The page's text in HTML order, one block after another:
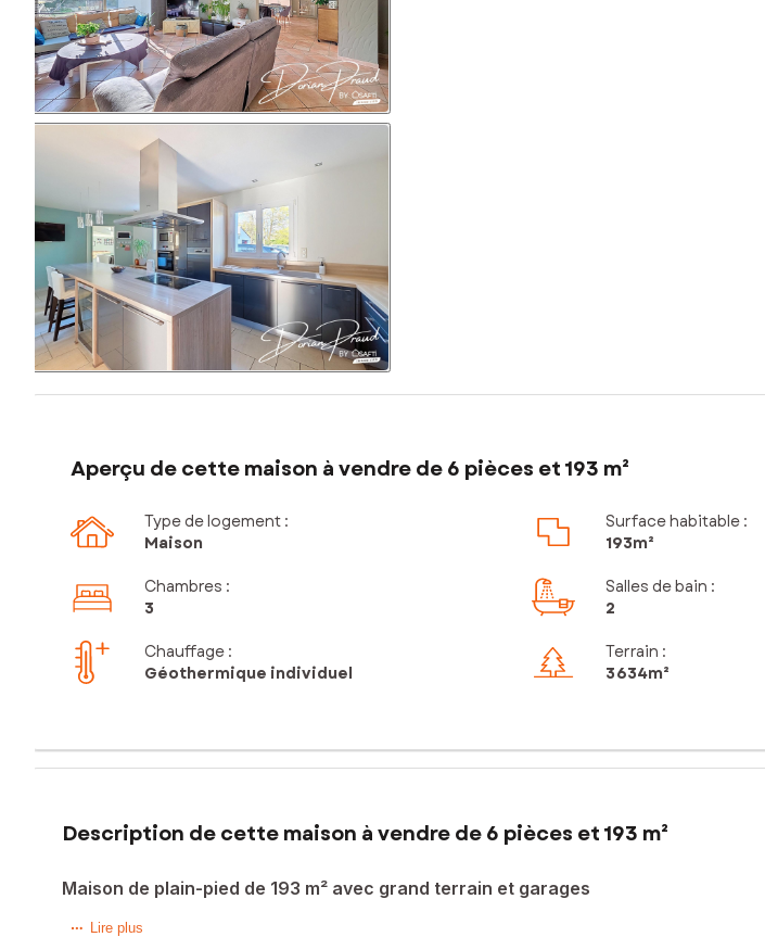
Aperçu de cette maison à vendre de 6 pièces et 193 m²
Type de logement :
Maison
Surface habitable :
193m²
Chambres :
3
Salles de bain :
2
Chauffage :
Géothermique individuel
Terrain :
3 634m²
Description de cette maison à vendre de 6 pièces et 193 m²
Maison de plain-pied de 193 m² avec grand terrain et garages
Située à Challans, dans un environnement recherché offrant un cadre de vie agréable à
Lire plus